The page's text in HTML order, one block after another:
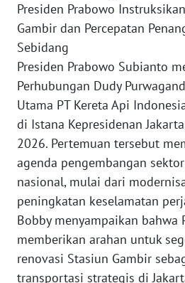
Presiden Prabowo
Gambir dan Percepatan
Sebidang
Presiden Prabowo Subianto
Perhubungan Dudy
Utama PT Kereta Api
di Istana Kepresidenan
2026. Pertemuan tersebut
agenda pengembangan
nasional, mulai dari
peningkatan keselamatan
Bobby menyampaikan bahwa
memberikan arahan untuk
renovasi Stasiun Gambir
transportasi strategis di
Wahana
News
Regional
WN
SUMUT
WN
JAKARTA
WN
JABAR
WN
BANTEN